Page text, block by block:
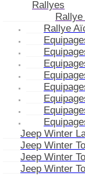
Rallyes
Rallye
Jeep Winter
Jeep Winter
Jeep Winter
Jeep Winter